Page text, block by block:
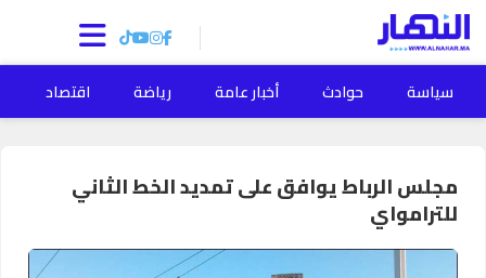
سياسة حوادث أخبار عامة رياضة اقتصاد
مجلس الرباط يوافق على تمديد الخط الثاني
للترامواي